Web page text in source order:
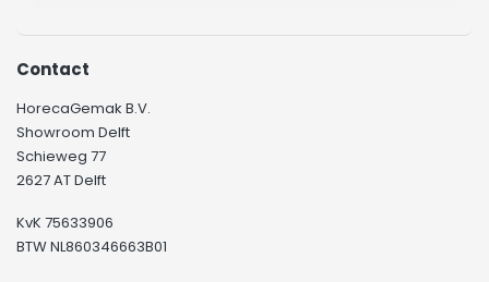
Contact
HorecaGemak B.V.
Showroom Delft
Schieweg 77
2627 AT Delft
KvK 75633906
BTW NL860346663B01